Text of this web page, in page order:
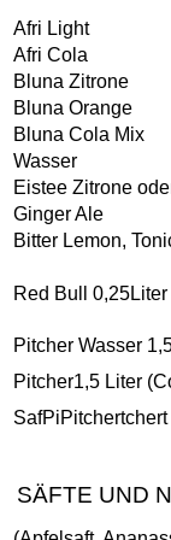
Afri Light
Afri Cola
Bluna Zitrone
Bluna Orange
Bluna Cola Mix
Wasser
Eistee Zitrone
Ginger Ale
Bitter Lemon,
Red Bull 0,25Liter
Pitcher Wasser
Pitcher1,5 Liter
SÄFTE UND